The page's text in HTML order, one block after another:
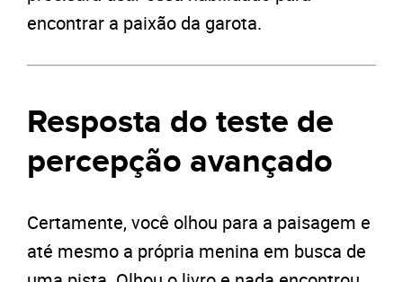
encontrar a paixão da garota.
Resposta do teste de
percepção avançado
Certamente, você olhou para a paisagem e
até mesmo a própria menina em busca de